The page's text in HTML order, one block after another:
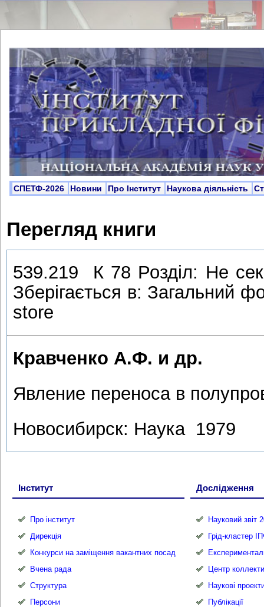
СПЕТФ-2026 Новини Про Інститут Наукова діяльність
Перегляд книги
539.219 К 78 Розділ: Не
Зберігається в: Загальний
store
Кравченко А.Ф. и др.
Явление переноса в
Новосибирск: Наука 1979
Інститут
Про інститут
Дирекція
Конкурси на заміщення вакантних посад
Вчена рада
Структура
Персони
Дослідження
Науковий звіт
Грід-кластер
Центр
Наукові
Публікації